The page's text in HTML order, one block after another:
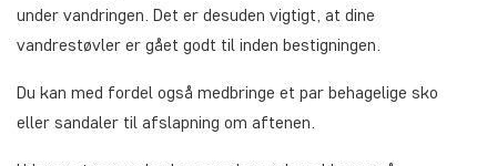
under vandringen. Det er desuden vigtigt, at dine
vandrestøvler er gået godt til inden bestigningen.
Du kan med fordel også medbringe et par behagelige sko
eller sandaler til afslapning om aftenen.